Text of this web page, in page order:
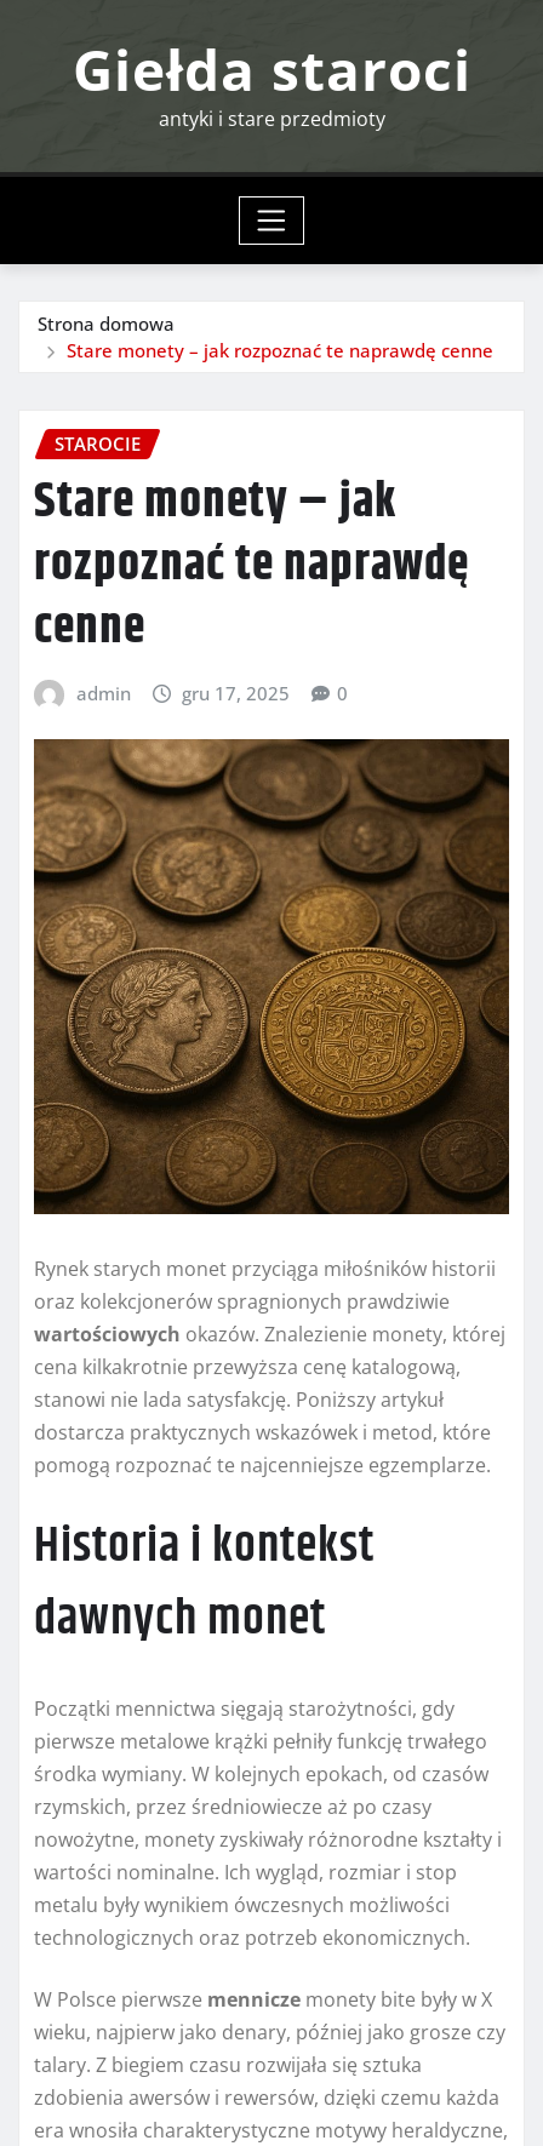
Giełda staroci
antyki i stare przedmioty
Strona domowa
Stare monety – jak rozpoznać te naprawdę cenne
STAROCIE
Stare monety – jak
rozpoznać te naprawdę
cenne
admin gru 17, 2025 0
Rynek starych monet przyciąga miłośników historii
oraz kolekcjonerów spragnionych prawdziwie
wartościowych okazów. Znalezienie monety, której
cena kilkakrotnie przewyższa cenę katalogową,
stanowi nie lada satysfakcję. Poniższy artykuł
dostarcza praktycznych wskazówek i metod, które
pomogą rozpoznać te najcenniejsze egzemplarze.
Historia i kontekst
dawnych monet
Początki mennictwa sięgają starożytności, gdy
pierwsze metalowe krążki pełniły funkcję trwałego
środka wymiany. W kolejnych epokach, od czasów
rzymskich, przez średniowiecze aż po czasy
nowożytne, monety zyskiwały różnorodne kształty i
wartości nominalne. Ich wygląd, rozmiar i stop
metalu były wynikiem ówczesnych możliwości
technologicznych oraz potrzeb ekonomicznych.
W Polsce pierwsze mennicze monety bite były w X
wieku, najpierw jako denary, później jako grosze czy
talary. Z biegiem czasu rozwijała się sztuka
zdobienia awersów i rewersów, dzięki czemu każda
era wnosiła charakterystyczne motywy heraldyczne,